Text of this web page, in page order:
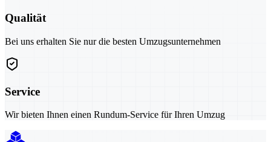
Qualität
Bei uns erhalten Sie nur die besten Umzugsunternehmen
Service
Wir bieten Ihnen einen Rundum-Service für Ihren Umzug